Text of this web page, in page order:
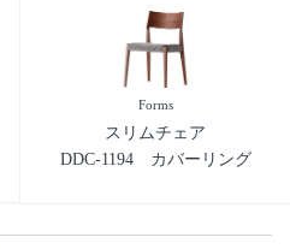
Forms
スリムチェア
DDC-1194 カバーリング